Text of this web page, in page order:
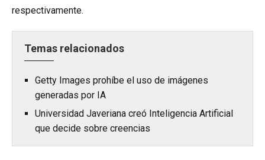
respectivamente.
Temas relacionados
Getty Images prohíbe el uso de imágenes
generadas por IA
Universidad Javeriana creó Inteligencia Artificial
que decide sobre creencias